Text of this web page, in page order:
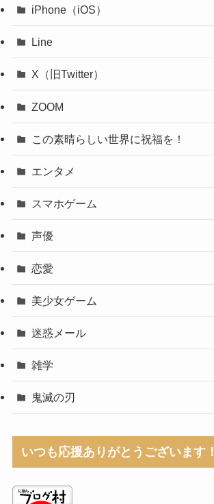
iPhone（iOS）
Line
X（旧Twitter）
ZOOM
この素晴らしい世界に祝福を！
エンタメ
スマホゲーム
声優
恋愛
美少女ゲーム
迷惑メール
雑学
鬼滅の刃
いつも応援ありがとうございます！